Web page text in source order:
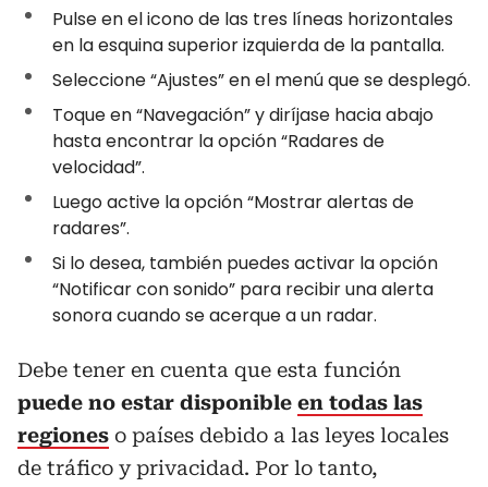
Pulse en el icono de las tres líneas horizontales
en la esquina superior izquierda de la pantalla.
Seleccione “Ajustes” en el menú que se desplegó.
Toque en “Navegación” y diríjase hacia abajo
hasta encontrar la opción “Radares de
velocidad”.
Luego active la opción “Mostrar alertas de
radares”.
Si lo desea, también puedes activar la opción
“Notificar con sonido” para recibir una alerta
sonora cuando se acerque a un radar.
Debe tener en cuenta que esta función
puede no estar disponible en todas las
regiones o países debido a las leyes locales
de tráfico y privacidad. Por lo tanto,